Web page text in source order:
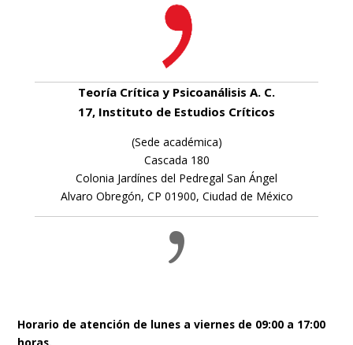
Teoría Crítica y Psicoanálisis A. C.
17, Instituto de Estudios Críticos
(Sede académica)
Cascada 180
Colonia Jardínes del Pedregal San Ángel
Alvaro Obregón, CP 01900, Ciudad de México
Horario de atención de lunes a viernes de 09:00 a 17:00